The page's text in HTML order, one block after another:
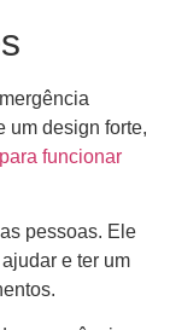
um design forte,
funcionar
pessoas. Ele
e ter um